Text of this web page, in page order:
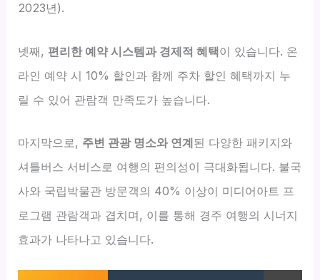
2023년).
넷째, 편리한 예약 시스템과 경제적 혜택이 있습니다. 온
라인 예약 시 10% 할인과 함께 주차 할인 혜택까지 누
릴 수 있어 관람객 만족도가 높습니다.
마지막으로, 주변 관광 명소와 연계된 다양한 패키지와
셔틀버스 서비스로 여행의 편의성이 극대화됩니다. 불국
사와 국립박물관 방문객의 40% 이상이 미디어아트 프
로그램 관람객과 겹치며, 이를 통해 경주 여행의 시너지
효과가 나타나고 있습니다.